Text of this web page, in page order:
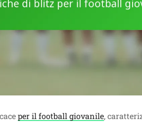
per il football giovanile,